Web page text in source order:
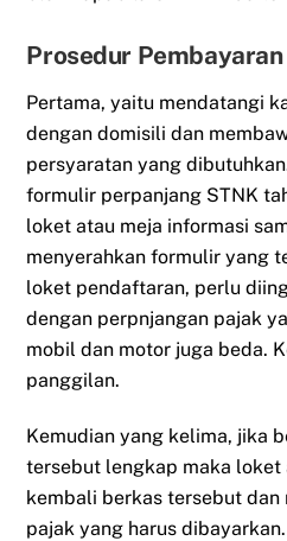
Prosedur Pembayaran
Pertama, yaitu mendatangi
dengan domisili dan
persyaratan yang
formulir perpanjang STNK
loket atau meja informasi
menyerahkan formulir yang
loket pendaftaran, perlu
dengan perpnjangan pajak
mobil dan motor juga beda.
panggilan.
Kemudian yang kelima, jika
tersebut lengkap maka loket
kembali berkas tersebut dan
pajak yang harus